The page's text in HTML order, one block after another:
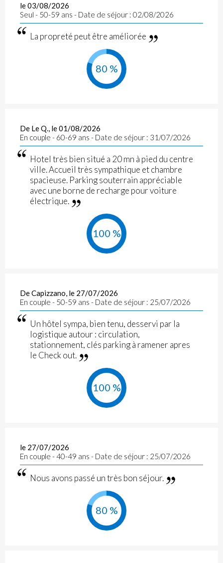
le 03/08/2026
Seul - 50-59 ans - Date de séjour : 02/08/2026
La propreté peut être améliorée
80 %
De Le Q., le 01/08/2026
En couple - 60-69 ans - Date de séjour : 31/07/2026
Hotel très bien situé a 20 mn à pied du centre
ville. Accueil très sympathique et chambre
spacieuse. Parking souterrain appréciable
avec une borne de recharge pour voiture
électrique.
100 %
De Capizzano, le 27/07/2026
En couple - 50-59 ans - Date de séjour : 25/07/2026
Un hôtel sympa, bien tenu, desservi par la
logistique autour : circulation,
stationnement, clés parking à ramener apres
le Check out.
100 %
le 27/07/2026
En couple - 40-49 ans - Date de séjour : 25/07/2026
Nous avons passé un très bon séjour.
80 %